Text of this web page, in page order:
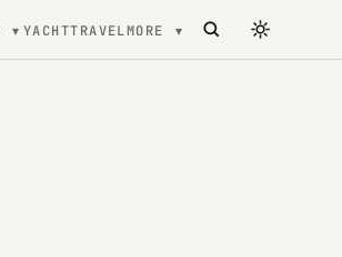
YACHTTRAVELMORE